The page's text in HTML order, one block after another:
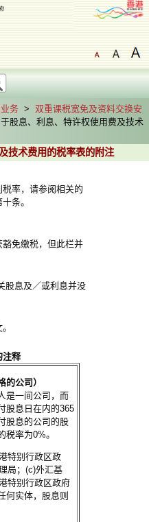
务 > 双重课税宽免及资料交换安
股息、利息、特许权使用费及技术
技术费用的税率表的附注
率，请参阅相关的
条。
免缴税，但此栏并
股息及／或利息并没
注释
的公司）
是一间公司，而
股息日在内的365
股息的公司的股
税率为0%。
特别行政区政
局；(c)外汇基
特别行政区政府
何实体，股息则